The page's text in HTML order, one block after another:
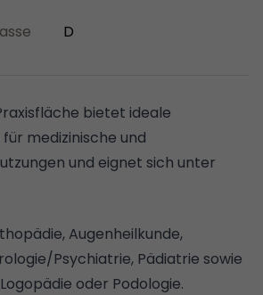
D
bietet ideale
medizinische und
und eignet sich unter
Augenheilkunde,
Psychiatrie, Pädiatrie sowie
oder Podologie.